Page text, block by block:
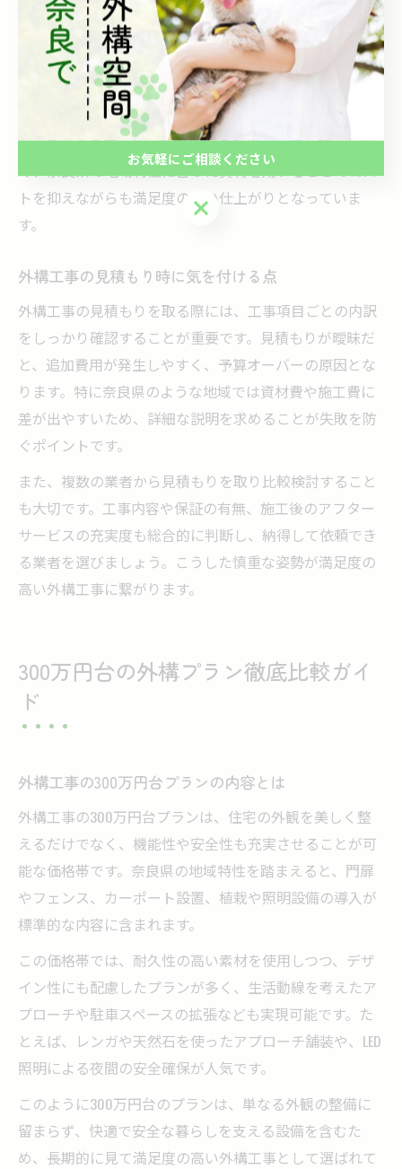
になったプランが代表的です。これにより、防犯性と利
便性をバランス良く確保できます。
さらに、植栽は低木や芝生を中心に取り入れ、維持管理
の手間を抑えつつ庭の美観を向上させる工夫も人気で
す。これらのプランは新築住宅の外構としても需要が高
く、奈良県の地域特性に合った資材を用いることでコス
トを抑えながらも満足度の高い仕上がりとなっていま
す。
外構工事の見積もり時に気を付ける点
外構工事の見積もりを取る際には、工事項目ごとの内訳
をしっかり確認することが重要です。見積もりが曖昧だ
と、追加費用が発生しやすく、予算オーバーの原因とな
ります。特に奈良県のような地域では資材費や施工費に
差が出やすいため、詳細な説明を求めることが失敗を防
ぐポイントです。
また、複数の業者から見積もりを取り比較検討すること
も大切です。工事内容や保証の有無、施工後のアフター
サービスの充実度も総合的に判断し、納得して依頼でき
る業者を選びましょう。こうした慎重な姿勢が満足度の
高い外構工事に繋がります。
300万円台の外構プラン徹底比較ガイ
ド
外構工事の300万円台プランの内容とは
外構工事の300万円台プランは、住宅の外観を美しく整
えるだけでなく、機能性や安全性も充実させることが可
能な価格帯です。奈良県の地域特性を踏まえると、門扉
やフェンス、カーポート設置、植栽や照明設備の導入が
標準的な内容に含まれます。
この価格帯では、耐久性の高い素材を使用しつつ、デザ
イン性にも配慮したプランが多く、生活動線を考えたア
プローチや駐車スペースの拡張なども実現可能です。た
とえば、レンガや天然石を使ったアプローチ舗装や、LED
照明による夜間の安全確保が人気です。
このように300万円台のプランは、単なる外観の整備に
留まらず、快適で安全な暮らしを支える設備を含むた
め、長期的に見て満足度の高い外構工事として選ばれて
お気軽にご相談ください
お気軽にご相談ください